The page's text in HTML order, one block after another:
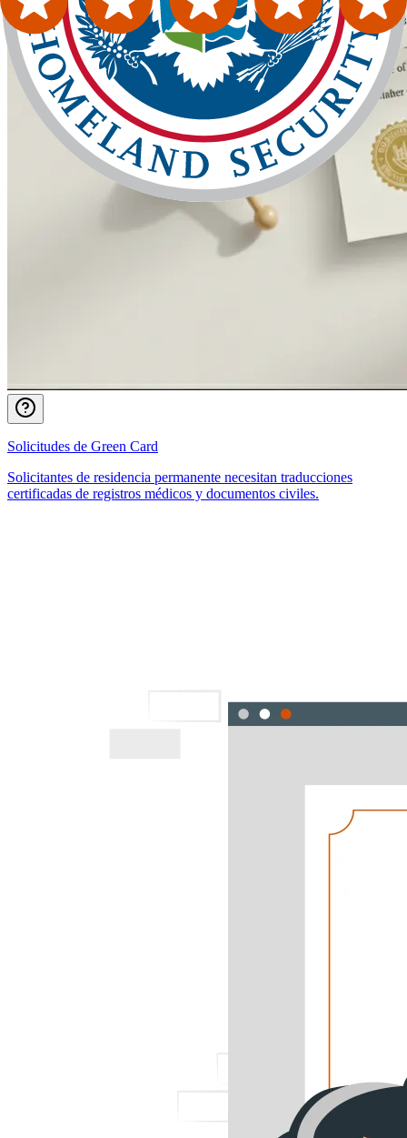
Solicitudes de Green Card
Solicitantes de residencia permanente necesitan traducciones
certificadas de registros médicos y documentos civiles.